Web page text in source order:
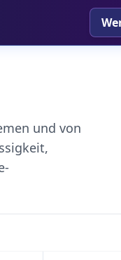
und von